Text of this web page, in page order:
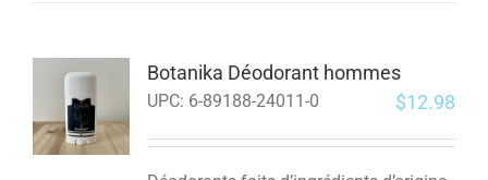
Botanika Déodorant hommes
UPC: 6-89188-24011-0 $12.98